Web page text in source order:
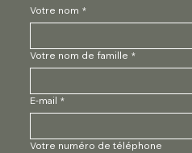
Votre nom *
Votre nom de famille *
E-mail *
Votre numéro de téléphone